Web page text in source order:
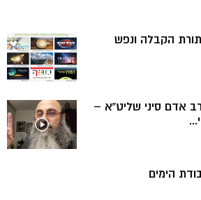
הקבלה ונפש
אדם סיני שליט”א –
הימים